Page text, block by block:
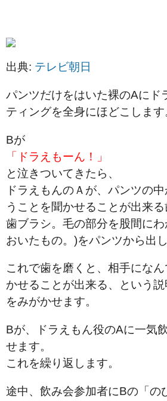
出典: テレビ朝日
パンツだけをはいた裸のAにド
ティングを全身にほどこします
Bが
「ドラえもーん！」
と泣きついてきたら、
ドラえもんのＡが、パンツの
うことを聞かせることが出来
歯ブラシ。毛の部分を股間に
おいたもの。)をパンツから出
これで歯を磨くと、相手にな
かせることが出来る、という
をみがかせます。
Bが、ドラえもん役のAに一気
せます。
これを繰り返します。
途中、飲み会参加者にBの「の